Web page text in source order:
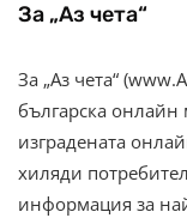
За „Аз чета“
За „Аз чета“
българска онлайн
изградената
хиляди
информация за